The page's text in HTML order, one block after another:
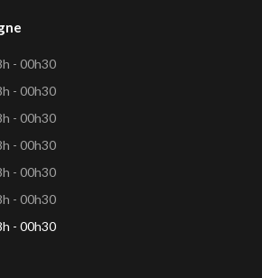
- 00h30
- 00h30
- 00h30
- 00h30
- 00h30
- 00h30
- 00h30